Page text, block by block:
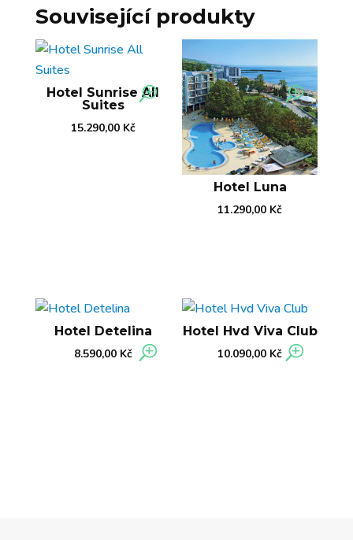
Související produkty
Hotel Sunrise All
Suites
15.290,00 Kč
Hotel Luna
11.290,00 Kč
Hotel Detelina
8.590,00 Kč
Hotel Hvd Viva Club
10.090,00 Kč